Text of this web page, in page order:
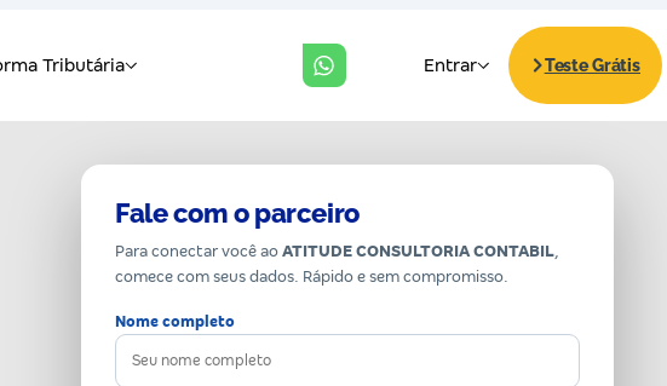
Fale com o parceiro
Para conectar você ao ATITUDE CONSULTORIA CONTABIL,
comece com seus dados. Rápido e sem compromisso.
Nome completo